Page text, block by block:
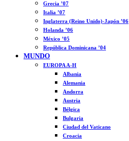
Grecia ’07
Italia ’07
Inglaterra (Reino Unido)-Japón ’06
Holanda ’06
México ’05
República Dominicana ’04
MUNDO
EUROPA A-H
Albania
Alemania
Andorra
Austria
Bélgica
Bulgaria
Ciudad del Vaticano
Croacia